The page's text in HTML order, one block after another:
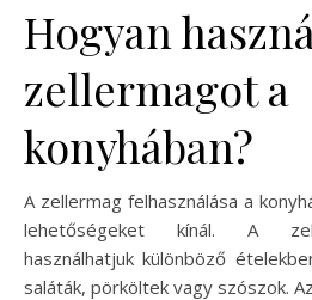
Hogyan
zellermagot a
konyhában?
A zellermag felhasználása a
lehetőségeket kínál. A
használhatjuk különböző
saláták, pörköltek vagy szószok.